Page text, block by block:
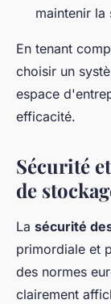
maintenir la
En tenant
choisir un
espace
efficacité.
Sécurité
de
La sécurité
primordiale et
des normes
clairement